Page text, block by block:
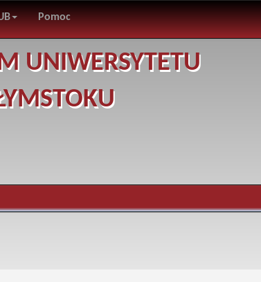
Pomoc
UNIWERSYTETU